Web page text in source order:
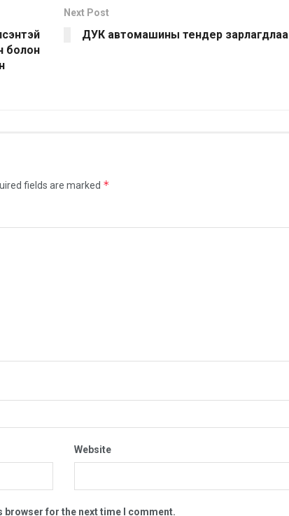
болон
Next Post
ДУК автомашины тендер зарлагдлаа
fields are marked *
Website
browser for the next time I comment.